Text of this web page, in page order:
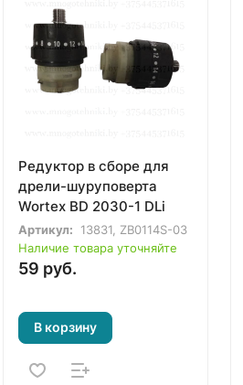
Редуктор в сборе для
дрели-шуруповерта
Wortex BD 2030-1 DLi
Артикул:
13831, ZB0114S-03
Наличие товара уточняйте
59 руб.
В корзину